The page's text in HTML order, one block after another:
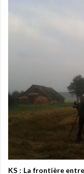
KS : La frontière